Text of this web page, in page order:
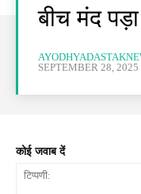
बीच मंद
SEPTEMBER 28, 2025
कोई जवाब दें